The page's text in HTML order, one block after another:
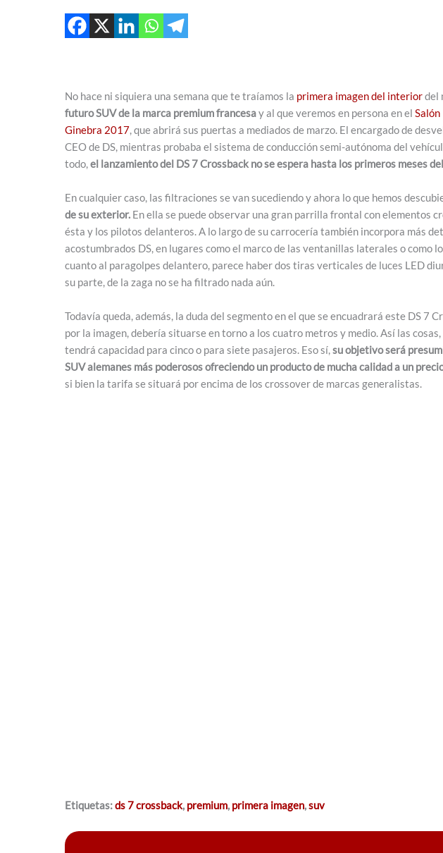
No hace ni siquiera una semana que te traíamos la primera imagen del interiordel
futuro SUV de la marca premium francesay al que veremos en persona en el
Ginebra 2017, que abrirá sus puertas a mediados de marzo. El encargado de
CEO de DS, mientras probaba el sistema de conducción semi-autónoma del
todo,el lanzamiento del DS 7 Crossback no se espera hasta los primeros meses
En cualquier caso, las filtraciones se van sucediendo y ahora lo que hemos
de su exterior. En ella se puede observar una gran parrilla frontal con elementos
ésta y los pilotos delanteros. A lo largo de su carrocería también incorpora más
acostumbrados DS, en lugares como el marco de las ventanillas laterales o como
cuanto al paragolpes delantero, parece haber dos tiras verticales de luces LED
su parte, de la zaga no se ha filtrado nada aún.
Todavía queda, además, la duda del segmento en el que se encuadrará este DS 7
por la imagen, debería situarse en torno a los cuatro metros y medio. Así las
tendrá capacidad para cinco o para siete pasajeros. Eso sí,su objetivo será
SUV alemanes más poderosos ofreciendo un producto de mucha calidad a un
si bien la tarifa se situará por encima de los crossover de marcas generalistas.
Etiquetas:ds 7 crossback, premium, primera imagen,suv